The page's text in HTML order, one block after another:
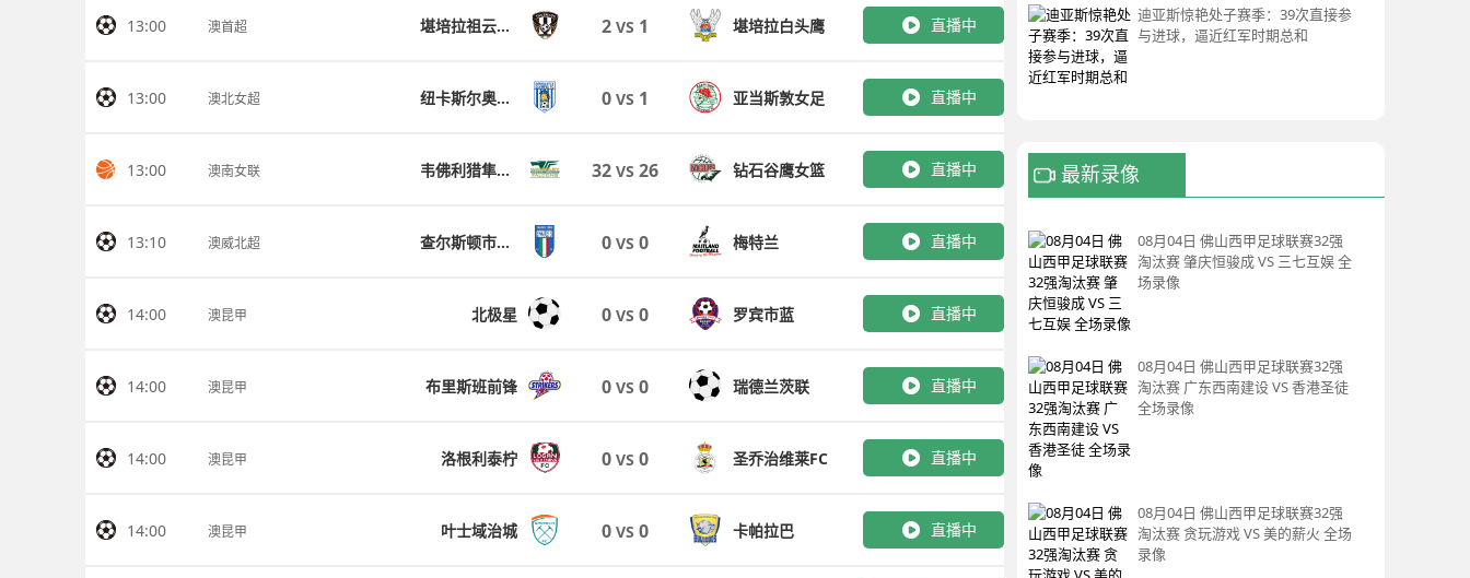
13:00 澳首超 堪培拉祖云达斯 2 VS 1 堪培拉白头鹰 直播中
13:00 澳北女超 纽卡斯尔奥林女足 0 VS 1 亚当斯敦女足 直播中
13:00 澳南女联 韦佛利猎隼女篮 32 VS 26 钻石谷鹰女篮 直播中
13:10 澳威北超 查尔斯顿市布鲁斯 0 VS 0 梅特兰 直播中
14:00 澳昆甲 北极星 0 VS 0 罗宾市蓝 直播中
14:00 澳昆甲 布里斯班前锋 0 VS 0 瑞德兰茨联 直播中
14:00 澳昆甲 洛根利泰柠 0 VS 0 圣乔治维莱FC 直播中
14:00 澳昆甲 叶士域治城 0 VS 0 卡帕拉巴 直播中
迪亚斯惊艳处子赛季：39次直接参
与进球，逼近红军时期总和
最新录像
08月04日 佛山西甲足球联赛32强
淘汰赛 肇庆恒骏成 VS 三七互娱 全
场录像
08月04日 佛山西甲足球联赛32强
淘汰赛 广东西南建设 VS 香港圣徒
全场录像
08月04日 佛山西甲足球联赛32强
淘汰赛 贪玩游戏 VS 美的薪火 全场
录像